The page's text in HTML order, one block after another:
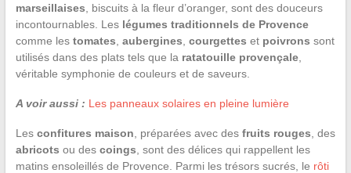
marseillaises , biscuits à la fleur d’oranger, sont des douceurs
incontournables. Les légumes traditionnels de Provence
comme les tomates aubergines courgettes et poivrons sont
utilisés dans des plats tels que la ratatouille provençale,
véritable symphonie de couleurs et de saveurs.
A voir aussi : Les panneaux solaires en pleine lumière
Les confitures maison , préparées avec des fruits rouges , des
abricots ou des coings , sont des délices qui rappellent les
matins ensoleillés de Provence. Parmi les trésors sucrés, le rôti